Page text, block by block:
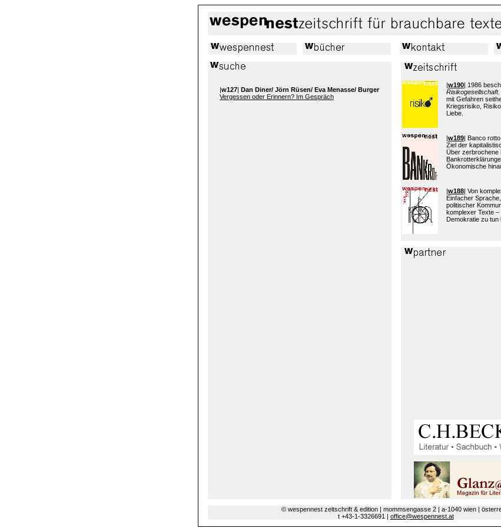
|w127| Dan Diner/ Jörn Rüsen/ Eva Menasse/ Burger
Vergessen oder Erinnern? Im Gespräch
|w190| 1986
Risikogesellschaft.
mit Gefahren
Kriegsrisiko,
Liebe.
|w189| Banco
Ziel der
Über zerbrochene
Ökonomische
|w188| Von
Einfacher
politischer
komplexer Texte
Demokratie zu tun
© wespennest zeitschrift & edition | mommsengasse 2 | a-1040 wien |
t +43-1-3326691 | office@wespennest.at